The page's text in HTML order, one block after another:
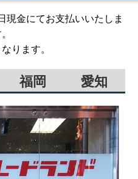
現金にてお支払いいたしま
ります。
福岡 愛知